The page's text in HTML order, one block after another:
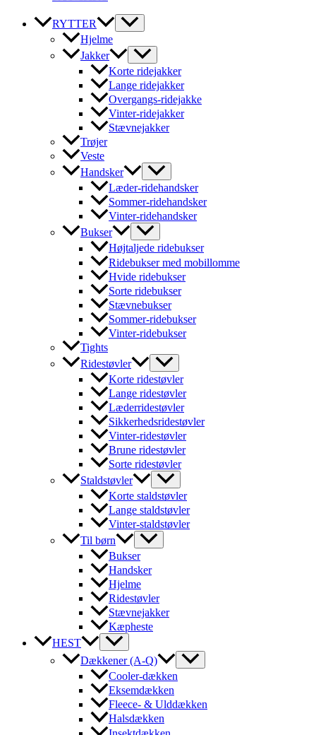
RYTTER
Hjelme
Jakker
Korte ridejakker
Lange ridejakker
Overgangs-ridejakke
Vinter-ridejakker
Stævnejakker
Trøjer
Veste
Handsker
Læder-ridehandsker
Sommer-ridehandsker
Vinter-ridehandsker
Bukser
Højtaljede ridebukser
Ridebukser med mobillomme
Hvide ridebukser
Sorte ridebukser
Stævnebukser
Sommer-ridebukser
Vinter-ridebukser
Tights
Ridestøvler
Korte ridestøvler
Lange ridestøvler
Læderridestøvler
Sikkerhedsridestøvler
Vinter-ridestøvler
Brune ridestøvler
Sorte ridestøvler
Staldstøvler
Korte staldstøvler
Lange staldstøvler
Vinter-staldstøvler
Til børn
Bukser
Handsker
Hjelme
Ridestøvler
Stævnejakker
Kæpheste
HEST
Dækkener (A-Q)
Cooler-dækken
Eksemdækken
Fleece- & Ulddækken
Halsdækken